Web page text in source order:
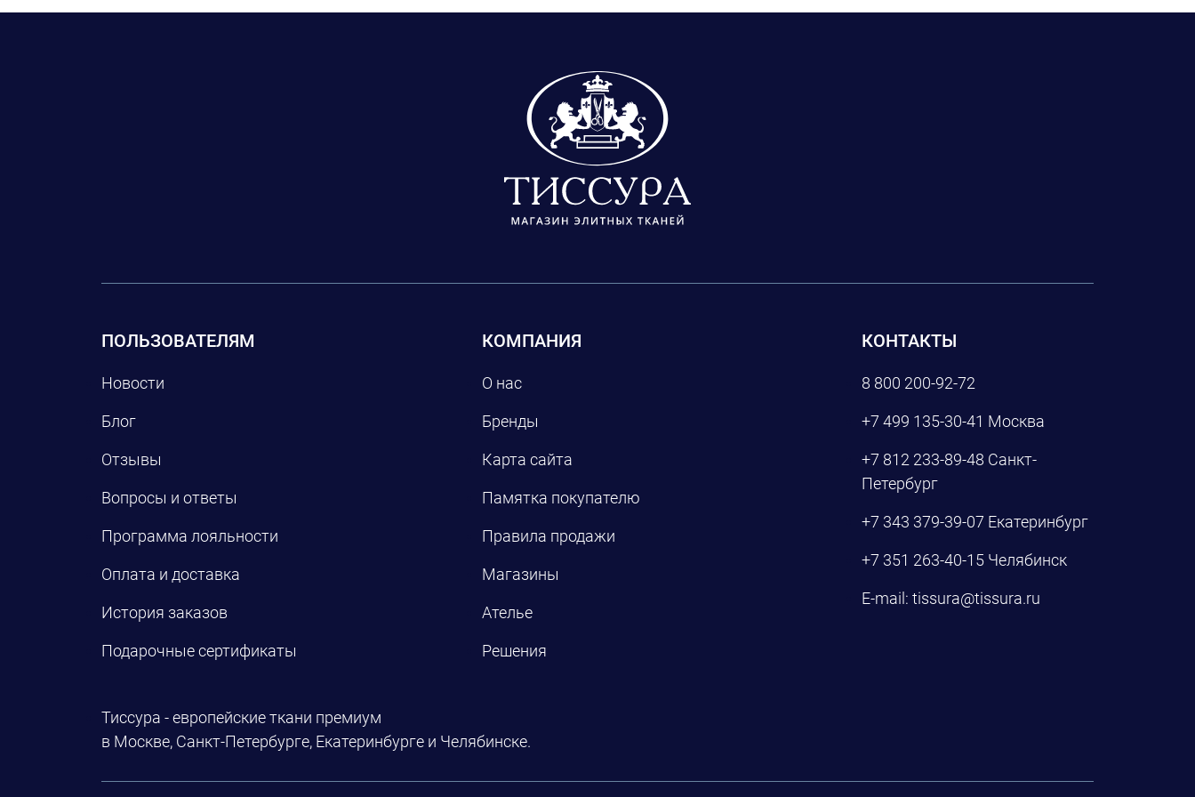
ПОЛЬЗОВАТЕЛЯМ
Новости
Блог
Отзывы
Вопросы и ответы
Программа лояльности
Оплата и доставка
История заказов
Подарочные сертификаты
КОМПАНИЯ
О нас
Бренды
Карта сайта
Памятка покупателю
Правила продажи
Магазины
Ателье
Решения
КОНТАКТЫ
8 800 200-92-72
+7 499 135-30-41 Москва
+7 812 233-89-48 Санкт-
Петербург
+7 343 379-39-07 Екатеринбург
+7 351 263-40-15 Челябинск
E-mail: tissura@tissura.ru
Тиссура - европейские ткани премиум
в Москве, Санкт-Петербурге, Екатеринбурге и Челябинске.